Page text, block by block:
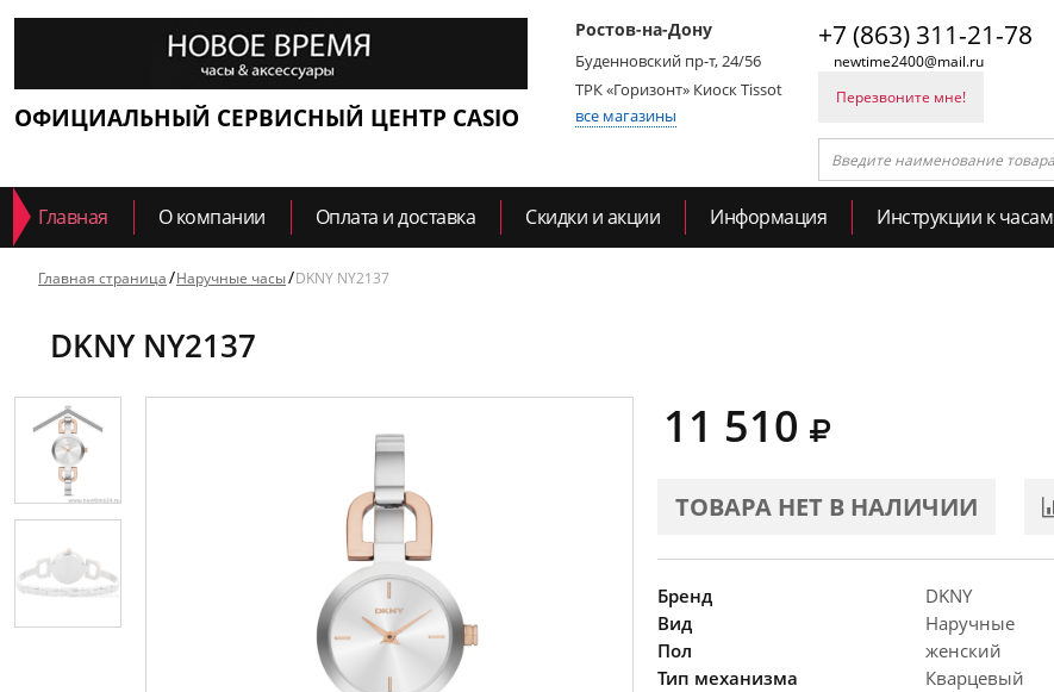
ОФИЦИАЛЬНЫЙ СЕРВИСНЫЙ ЦЕНТР CASIO
Ростов-на-Дону
Буденновский пр-т, 24/56
ТРК «Горизонт» Киоск Tissot
все магазины
+7 (863) 311-21-78
newtime2400@mail.ru
Перезвоните мне!
Главная О компании Оплата и доставка Скидки и акции Информация Инструкции к часам
Главная страница Наручные часы DKNY NY2137
DKNY NY2137
11 510
ТОВАРА НЕТ В НАЛИЧИИ
Бренд
DKNY
Вид
Наручные
Пол
женский
Тип механизма
Кварцевый